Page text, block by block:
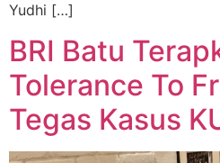
Yudhi […]
BRI Batu
Tolerance To
Tegas Kasus